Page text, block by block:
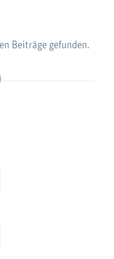
Beiträge gefunden.